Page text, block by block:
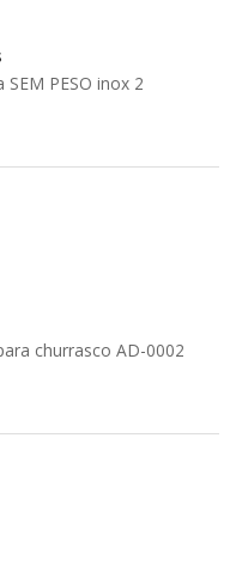
PESO inox 2
churrasco AD-0002